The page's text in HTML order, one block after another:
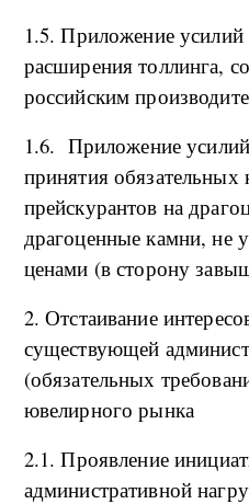
1.5. Приложение
расширения толлинга,
российским
1.6. Приложение
принятия
прейскурантов на
драгоценные камни, не
ценами (в сторону
2. Отстаивание
существующей
(обязательных
ювелирного рынка
2.1. Проявление
административной